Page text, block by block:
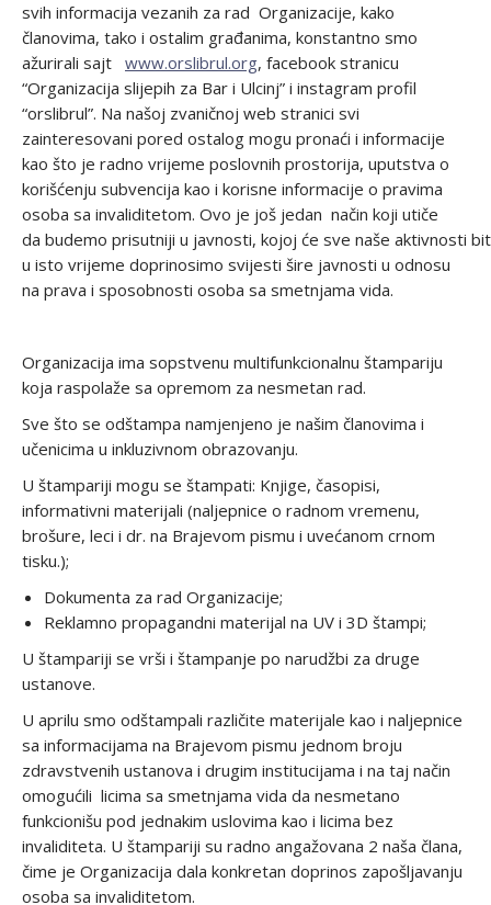
svih informacija vezanih za rad Organizacije, kako
članovima, tako i ostalim građanima, konstantno smo
ažurirali sajt www.orslibrul.org, facebook stranicu
“Organizacija slijepih za Bar i Ulcinj” i instagram profil
“orslibrul”. Na našoj zvaničnoj web stranici svi
zainteresovani pored ostalog mogu pronaći i informacije
kao što je radno vrijeme poslovnih prostorija, uputstva o
korišćenju subvencija kao i korisne informacije o pravima
osoba sa invaliditetom. Ovo je još jedan način koji utiče
da budemo prisutniji u javnosti, kojoj će sve naše aktivnosti
u isto vrijeme doprinosimo svijesti šire javnosti u odnosu
na prava i sposobnosti osoba sa smetnjama vida.
Organizacija ima sopstvenu multifunkcionalnu štampariju
koja raspolaže sa opremom za nesmetan rad.
Sve što se odštampa namjenjeno je našim članovima i
učenicima u inkluzivnom obrazovanju.
U štampariji mogu se štampati: Knjige, časopisi,
informativni materijali (naljepnice o radnom vremenu,
brošure, leci i dr. na Brajevom pismu i uvećanom crnom
tisku.);
Dokumenta za rad Organizacije;
Reklamno propagandni materijal na UV i 3D štampi;
U štampariji se vrši i štampanje po narudžbi za druge
ustanove.
U aprilu smo odštampali različite materijale kao i naljepnice
sa informacijama na Brajevom pismu jednom broju
zdravstvenih ustanova i drugim institucijama i na taj način
omogućili licima sa smetnjama vida da nesmetano
funkcionišu pod jednakim uslovima kao i licima bez
invaliditeta. U štampariji su radno angažovana 2 naša člana,
čime je Organizacija dala konkretan doprinos zapošljavanju
osoba sa invaliditetom.